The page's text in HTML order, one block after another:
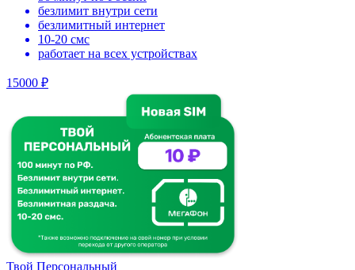
безлимит внутри сети
безлимитный интернет
10-20 смс
работает на всех устройствах
15000 ₽
Твой Персональный